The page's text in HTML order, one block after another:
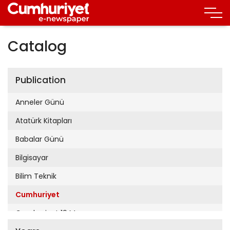
Catalog
Publication
Anneler Günü
Atatürk Kitapları
Babalar Günü
Bilgisayar
Bilim Teknik
Cumhuriyet
Cumhuriyet 19 Mayıs